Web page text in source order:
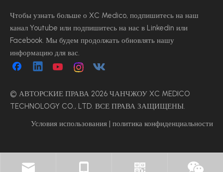
Чтобы узнать больше о XC Medico, подпишитесь на наш
канал Youtube или подпишитесь на нас в Linkedin или
Facebook. Мы будем продолжать обновлять нашу
информацию для вас.
© АВТОРСКИЕ ПРАВА 2026 ЧАНЧЖОУ XC MEDICO
TECHNOLOGY CO., LTD. ВСЕ ПРАВА ЗАЩИЩЕНЫ.
Условия использования | политика конфиденциальности